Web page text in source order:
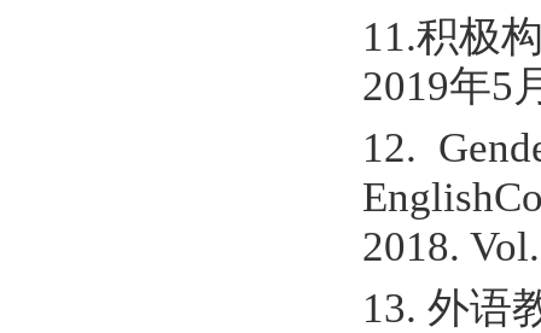
11.积极
2019年5
12.
2018.
13. 外语